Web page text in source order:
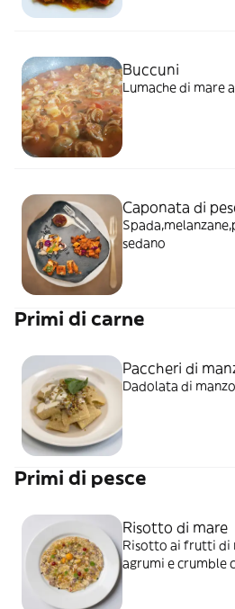
Buccuni
Lumache di mare
Caponata di
sedano
Primi di carne
Paccheri di
Dadolata di
Primi di pesce
Risotto di mare
Risotto ai frutti di
agrumi e crumble